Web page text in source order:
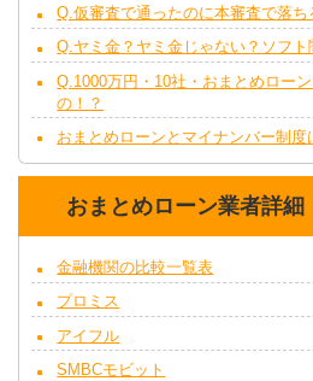
Q.仮審査で通ったのに本審査で落ち
Q.ヤミ金？ヤミ金じゃない？ソフト
Q.1000万円・10社・おまとめロー
の！？
おまとめローンとマイナンバー制度
おまとめローン業者詳細
金融機関の比較一覧表
プロミス
アイフル
SMBCモビット